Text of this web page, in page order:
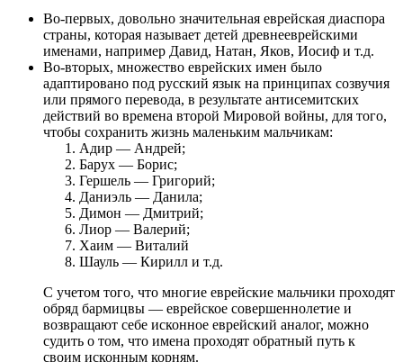
Во-первых, довольно значительная еврейская диаспора
страны, которая называет детей древнееврейскими
именами, например Давид, Натан, Яков, Иосиф и т.д.
Во-вторых, множество еврейских имен было
адаптировано под русский язык на принципах созвучия
или прямого перевода, в результате антисемитских
действий во времена второй Мировой войны, для того,
чтобы сохранить жизнь маленьким мальчикам:
Адир — Андрей;
Барух — Борис;
Гершель — Григорий;
Даниэль — Данила;
Димон — Дмитрий;
Лиор — Валерий;
Хаим — Виталий
Шауль — Кирилл и т.д.
С учетом того, что многие еврейские мальчики проходят
обряд бармицвы — еврейское совершеннолетие и
возвращают себе исконное еврейский аналог, можно
судить о том, что имена проходят обратный путь к
своим исконным корням.